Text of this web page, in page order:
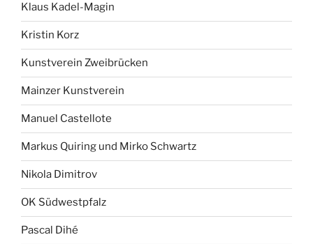
Klaus Kadel-Magin
Kristin Korz
Kunstverein Zweibrücken
Mainzer Kunstverein
Manuel Castellote
Markus Quiring und Mirko Schwartz
Nikola Dimitrov
OK Südwestpfalz
Pascal Dihé